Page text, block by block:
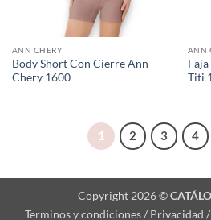
ANN CHERY
Body Short Con Cierre Ann
Chery 1600
ANN
Titi
1 2 3 4
Copyright 2026 ©
Terminos y condiciones / Privacidad